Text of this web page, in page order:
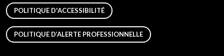
POLITIQUE D'ACCESSIBILITÉ
POLITIQUE D’ALERTE PROFESSIONNELLE